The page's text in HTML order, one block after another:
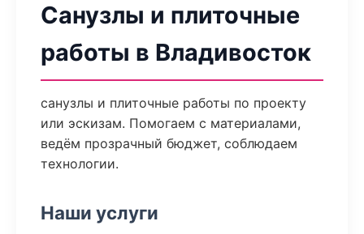
Санузлы и плиточные
работы в Владивосток
санузлы и плиточные работы по проекту
или эскизам. Помогаем с материалами,
ведём прозрачный бюджет, соблюдаем
технологии.
Наши услуги